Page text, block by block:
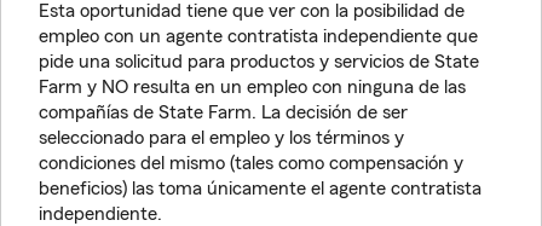
Esta oportunidad tiene que ver con la posibilidad de
empleo con un agente contratista independiente que
pide una solicitud para productos y servicios de State
Farm y NO resulta en un empleo con ninguna de las
compañías de State Farm. La decisión de ser
seleccionado para el empleo y los términos y
condiciones del mismo (tales como compensación y
beneficios) las toma únicamente el agente contratista
independiente.